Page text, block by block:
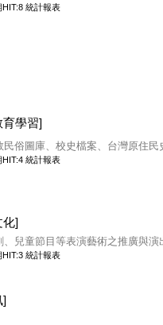
HIT:8 統計報表
育學習]
俗圖庫、校史檔案、台灣原住民
HIT:4 統計報表
化]
兒童節目等表演藝術之推廣與演
HIT:3 統計報表
]